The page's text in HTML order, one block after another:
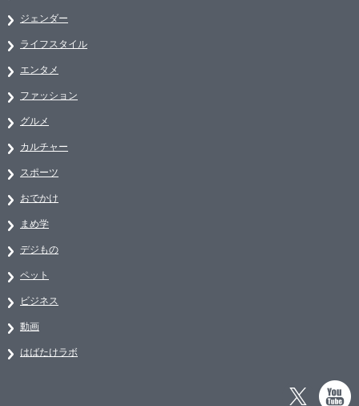
ジェンダー
ライフスタイル
エンタメ
ファッション
グルメ
カルチャー
スポーツ
おでかけ
まめ学
デジもの
ペット
ビジネス
動画
はばたけラボ